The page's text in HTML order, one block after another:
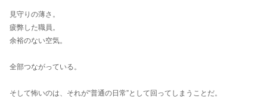
見守りの薄さ。
疲弊した職員。
余裕のない空気。
全部つながっている。
そして怖いのは、それが“普通の日常”として回ってしまうことだ。